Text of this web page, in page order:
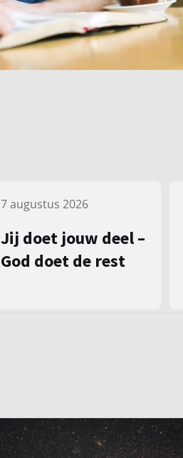
7 augustus 2026
Jij doet jouw deel –
God doet de rest